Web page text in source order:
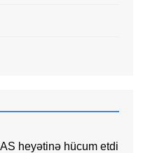
heyətinə hücum etdi